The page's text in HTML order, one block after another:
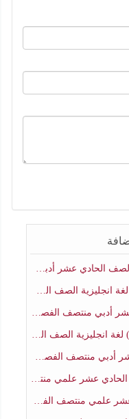
أدبي منتصف الفصل الثاني
عشر أدبي منتصف الفصل الثاني
منتصف الفصل الثاني
الحادي عشر أدبي الفصل الثاني
منتصف الفصل الثاني
علمي منتصف الفصل الثاني
منتصف الفصل الثاني